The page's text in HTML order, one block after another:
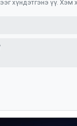
хүндэтгэнэ үү. Хэм